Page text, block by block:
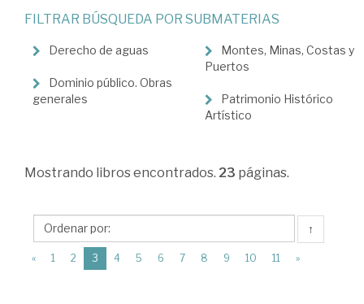
Derecho
administrativo
>
Derechos
FILTRAR BÚSQUEDA POR SUBMATERIAS
Derecho de aguas
Dominio público. Obras
generales
Montes, Minas, Costas y
Puertos
Patrimonio Histórico
Artístico
Mostrando libros encontrados. 23 páginas.
↑
« 1 2 3 (current)
4 5 6 7 8 9 10 11 »